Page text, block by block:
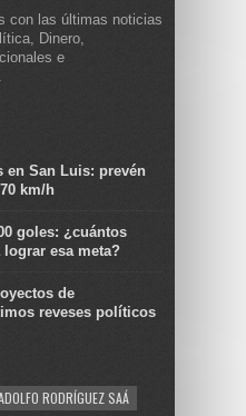
con las últimas noticias
Dinero,
e
en San Luis: prevén
km/h
goles: ¿cuántos
esa meta?
de
reveses políticos
RODRÍGUEZ SAÁ